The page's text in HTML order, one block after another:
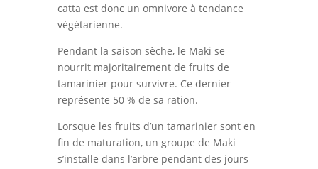
catta est donc un omnivore à tendance
végétarienne.
Pendant la saison sèche, le Maki se
nourrit majoritairement de fruits de
tamarinier pour survivre. Ce dernier
représente 50 % de sa ration.
Lorsque les fruits d’un tamarinier sont en
fin de maturation, un groupe de Maki
s’installe dans l’arbre pendant des jours